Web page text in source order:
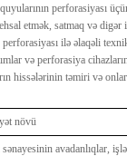
perforasiyası
etmək, satmaq və
perforasiyası ilə əlaqəli
və perforasiya
hissələrinin təmiri və
növü
avadanlıqlar,